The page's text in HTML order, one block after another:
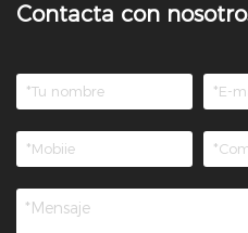
Contacta con